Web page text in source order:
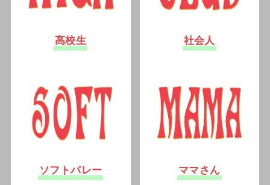
高校生 社会人
ソフトバレー ママさん